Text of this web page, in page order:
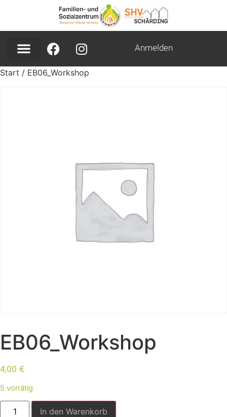
Anmelden
Start / EB06_Workshop
EB06_Workshop
4,00 €
5 vorrätig
In den Warenkorb